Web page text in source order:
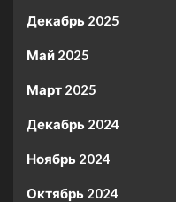
Декабрь 2025
Май 2025
Март 2025
Декабрь 2024
Ноябрь 2024
Октябрь 2024